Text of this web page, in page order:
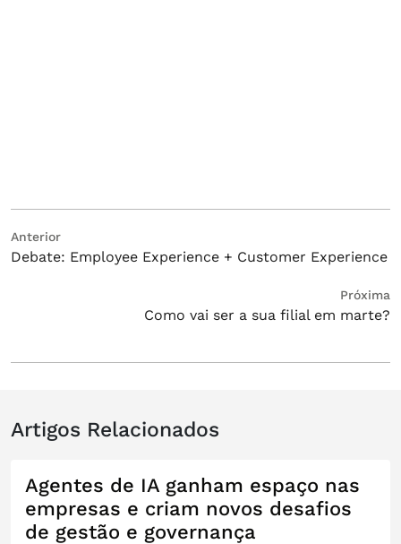
Navegação
de
Anterior
Post
anterior:
Debate: Employee Experience + Customer Experience
Próxima
Como vai ser a sua filial em marte?
Artigos Relacionados
Agentes de IA ganham espaço nas
empresas e criam novos desafios
de gestão e governança